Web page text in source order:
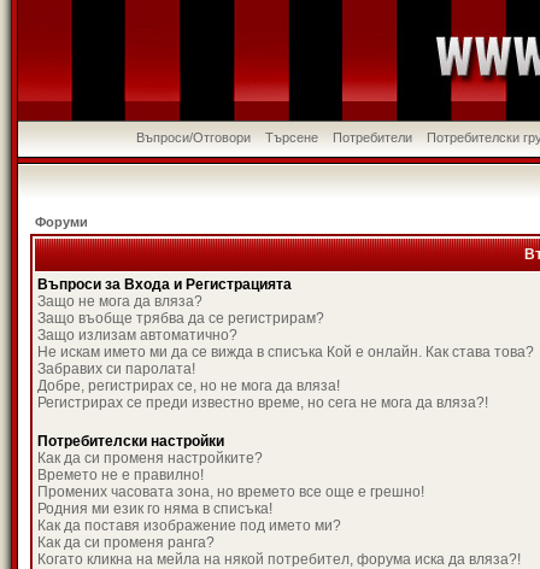
Въпроси/Отговори Търсене Потребители Потребителски
Форуми
Въпроси за Входа и Регистрацията
Защо не мога да вляза?
Защо въобще трябва да се регистрирам?
Защо излизам автоматично?
Не искам името ми да се вижда в списъка Кой е онлайн. Как става това?
Забравих си паролата!
Добре, регистрирах се, но не мога да вляза!
Регистрирах се преди известно време, но сега не мога да вляза?!
Потребителски настройки
Как да си променя настройките?
Времето не е правилно!
Промених часовата зона, но времето все още е грешно!
Родния ми език го няма в списъка!
Как да поставя изображение под името ми?
Как да си променя ранга?
Когато кликна на мейла на някой потребител, форума иска да вляза?!